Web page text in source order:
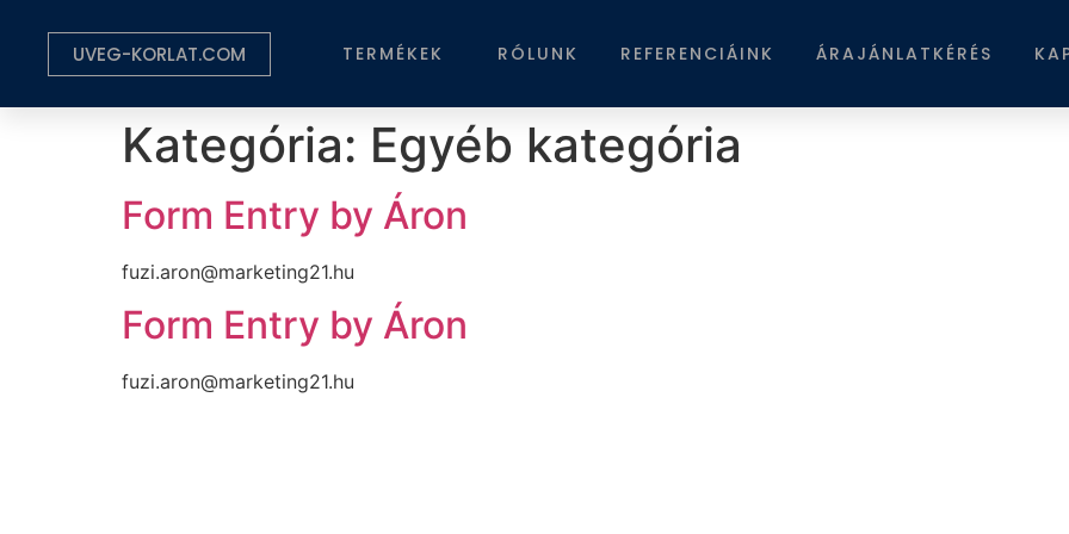
UVEG-KORLAT.COM TERMÉKEK RÓLUNK REFERENCIÁINK ÁRAJÁNLATKÉRÉS
Kategória: Egyéb kategória
Form Entry by Áron
fuzi.aron@marketing21.hu
Form Entry by Áron
fuzi.aron@marketing21.hu